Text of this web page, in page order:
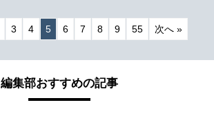
3 4 5 6 7 8 9 55 次へ »
編集部おすすめの記事